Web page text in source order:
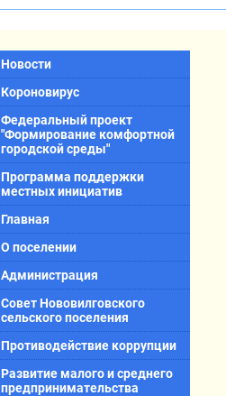
Новости
Короновирус
Федеральный проект
"Формирование комфортной
городской среды"
Программа поддержки
местных инициатив
Главная
О поселении
Администрация
Совет Нововилговского
сельского поселения
Противодействие коррупции
Развитие малого и среднего
предпринимательства